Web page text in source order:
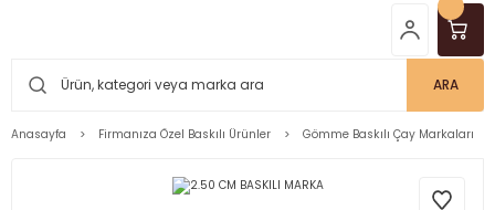
ARA
Anasayfa Firmanıza Özel Baskılı Ürünler Gömme Baskılı Çay Markaları